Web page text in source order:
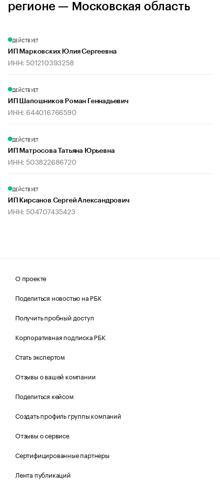
регионе — Московская область
ДЕЙСТВУЕТ
ИП Марковских Юлия Сергеевна
ИНН: 501210393258
ДЕЙСТВУЕТ
ИП Шапошников Роман Геннадьевич
ИНН: 644016766590
ДЕЙСТВУЕТ
ИП Матросова Татьяна Юрьевна
ИНН: 503822686720
ДЕЙСТВУЕТ
ИП Кирсанов Сергей Александрович
ИНН: 504707435423
О проекте
Поделиться новостью на РБК
Получить пробный доступ
Корпоративная подписка РБК
Стать экспертом
Отзывы о вашей компании
Поделиться кейсом
Создать профиль группы компаний
Отзывы о сервисе
Сертифицированные партнеры
Лента публикаций